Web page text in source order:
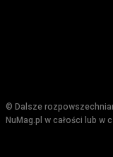
© Dalsze
NuMag.pl w całości lub w